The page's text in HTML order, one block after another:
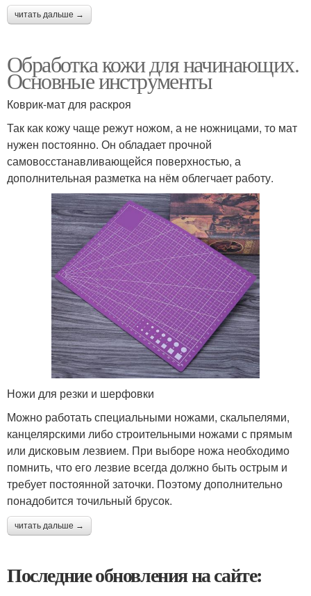
читать дальше →
Обработка кожи для начинающих.
Основные инструменты
Коврик-мат для раскроя
Так как кожу чаще режут ножом, а не ножницами, то мат
нужен постоянно. Он обладает прочной
самовосстанавливающейся поверхностью, а
дополнительная разметка на нём облегчает работу.
Ножи для резки и шерфовки
Можно работать специальными ножами, скальпелями,
канцелярскими либо строительными ножами с прямым
или дисковым лезвием. При выборе ножа необходимо
помнить, что его лезвие всегда должно быть острым и
требует постоянной заточки. Поэтому дополнительно
понадобится точильный брусок.
читать дальше →
Последние обновления на сайте: